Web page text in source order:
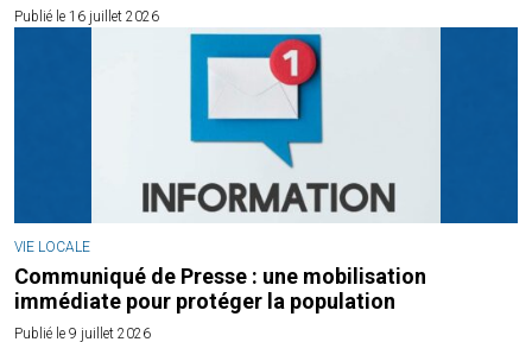
Publié le 16 juillet 2026
VIE LOCALE
Communiqué de Presse : une mobilisation
immédiate pour protéger la population
Publié le 9 juillet 2026